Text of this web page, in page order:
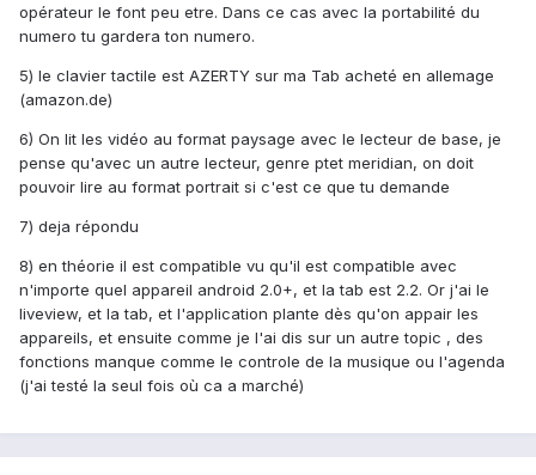
opérateur le font peu etre. Dans ce cas avec la portabilité du
numero tu gardera ton numero.
5) le clavier tactile est AZERTY sur ma Tab acheté en allemage
(amazon.de)
6) On lit les vidéo au format paysage avec le lecteur de base, je
pense qu'avec un autre lecteur, genre ptet meridian, on doit
pouvoir lire au format portrait si c'est ce que tu demande
7) deja répondu
8) en théorie il est compatible vu qu'il est compatible avec
n'importe quel appareil android 2.0+, et la tab est 2.2. Or j'ai le
liveview, et la tab, et l'application plante dès qu'on appair les
appareils, et ensuite comme je l'ai dis sur un autre topic , des
fonctions manque comme le controle de la musique ou l'agenda
(j'ai testé la seul fois où ca a marché)